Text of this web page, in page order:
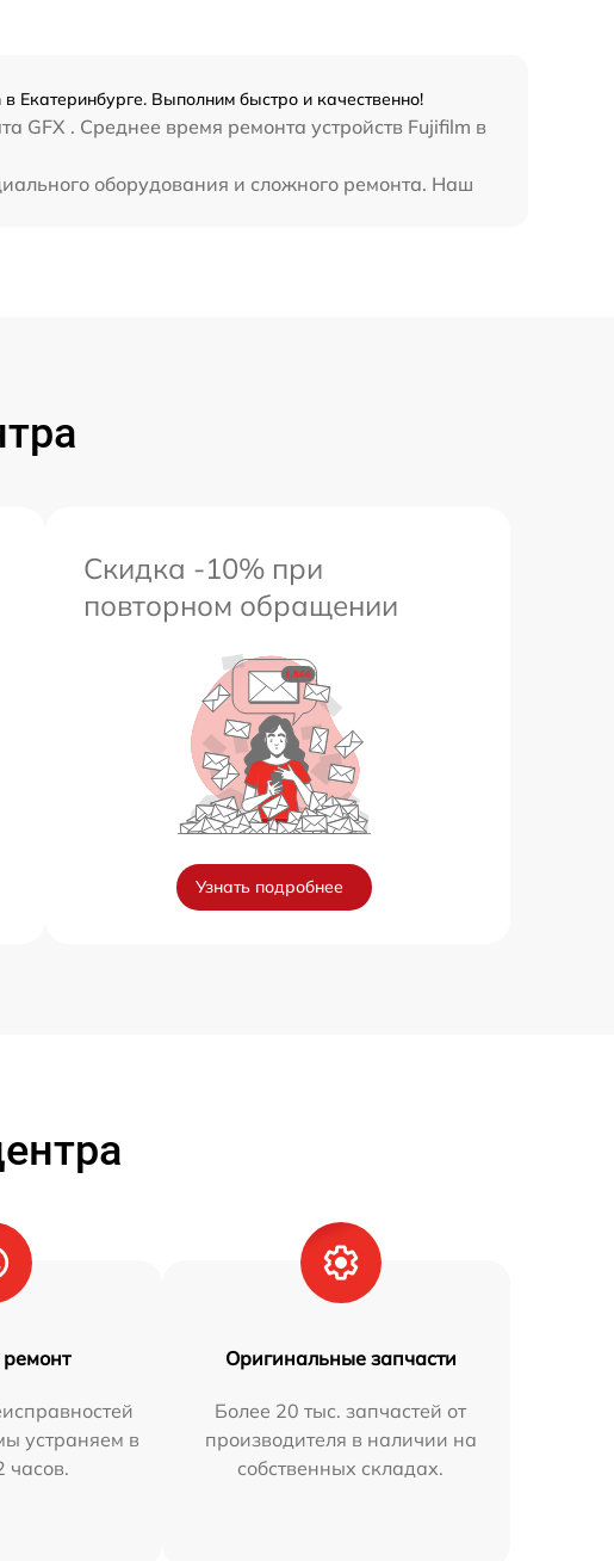
Екатеринбурге. Выполним быстро и качественно!
GFX . Среднее время ремонта устройств Fujifilm в
оборудования и сложного ремонта. Наш
Скидка -10% при
повторном обращении
Узнать подробнее
устраняем в
часов.
Оригинальные запчасти
Более 20 тыс. запчастей от
производителя в наличии на
собственных складах.